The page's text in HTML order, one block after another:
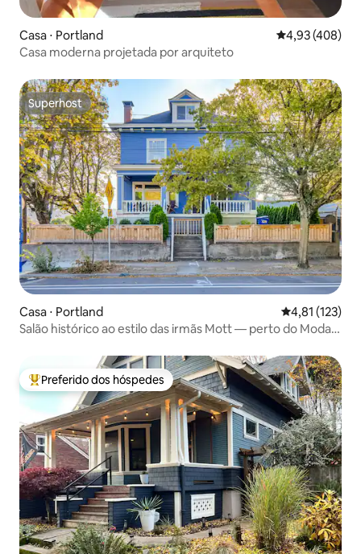
Casa ⋅ Portland 4,93 de uma
4,93 (408)
Casa moderna projetada por arquiteto
Superhost
Superhost
Casa ⋅ Portland 4,81 de uma
4,81 (123)
Salão histórico ao estilo das irmãs Mott — perto do Moda
Entre os melhores preferidos dos hóspedes
Preferido dos hóspedes